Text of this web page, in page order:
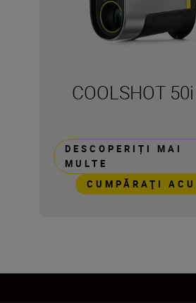
COOLSHOT
DESCOPERIȚI MAI
MULTE
CUMPĂRAŢI